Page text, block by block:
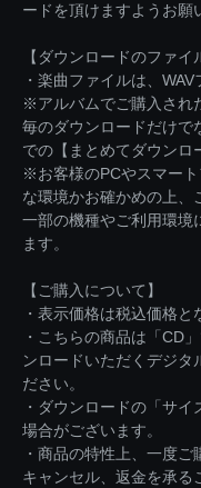
ードを頂けますようお願
【ダウンロードのファイ
・楽曲ファイルは、
※アルバムでご購入され
毎のダウンロードだけで
での【まとめてダウンロ
※お客様のPCやスマー
な環境かお確かめの上、
一部の機種やご利用環境
ます。
【ご購入について】
・表示価格は税込価格と
・こちらの商品は「CD
ンロードいただくデジタ
ださい。
・ダウンロードの「サ
場合がございます。
・商品の特性上、一度
キャンセル、返金を承る